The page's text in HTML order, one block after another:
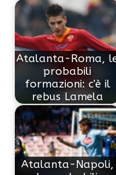
Atalanta-Roma,
probabili
formazioni: c'è il
rebus Lamela
Atalanta-Napoli,